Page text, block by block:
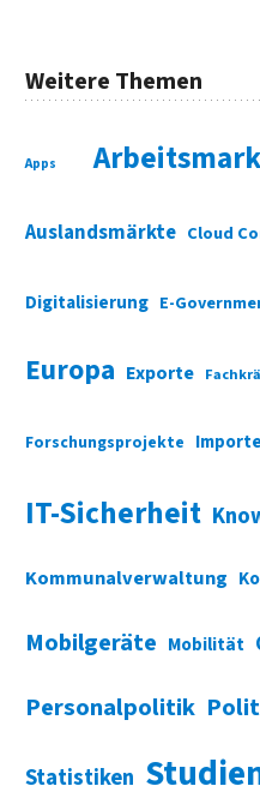
Weitere Themen
Apps
Auslandsmärkte Cloud
Digitalisierung E-
Europa Exporte
Forschungsprojekte Importe
IT-Sicherheit
Kommunalverwaltung
Mobilgeräte Mobilität
Personalpolitik
Statistiken